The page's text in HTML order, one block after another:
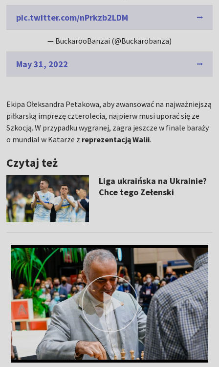
pic.twitter.com/nPrkzb2LDM
— BuckarooBanzai (@Buckarobanza)
May 31, 2022
Ekipa Ołeksandra Petakowa, aby awansować na najważniejszą
piłkarską imprezę czterolecia, najpierw musi uporać się ze
Szkocją. W przypadku wygranej, zagra jeszcze w finale baraży
o mundial w Katarze z reprezentacją Walii.
Czytaj też
Liga ukraińska na Ukrainie?
Chce tego Zełenski